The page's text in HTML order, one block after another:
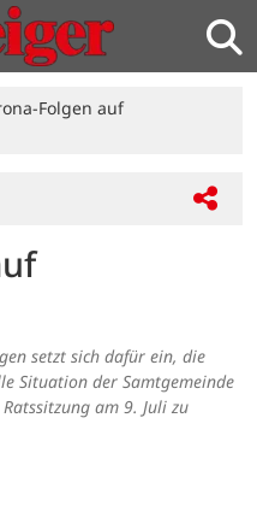
Folgen auf
setzt sich dafür ein, die
Situation der Samtgemeinde
am 9. Juli zu